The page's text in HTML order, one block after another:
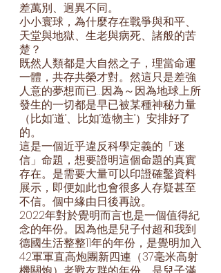
差萬別、迥異不同。
小小寰球，為什麼存在戰爭與和平、
天堂與地獄、生老與病死、諸般的苦
楚？
既然人類都是大自然之子，理當命運
一體，共存共榮才對。然這只是差強
人意的夢想而已…因為～因為地球上所
發生的一切都是早已被某種神秘力量
（比如‘道’、比如‘造物主’）安排好了
的。
這是一個近乎違反科學定義的「迷
信」命題，想要證明這個命題的真實
存在。是需要大量可以印證確鑿資料
展示，即便如此也會很多人存疑甚至
不信。個中緣由日後再說。
2022年對於覺明而言也是一個值得紀
念的年份。因為他是兒子付超和我到
德國生活整整11年的年份，是覺明加入
42軍軍直高炮團新四連（37毫米高射